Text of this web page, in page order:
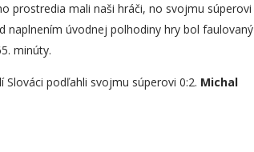
prostredia mali naši hráči, no svojmu súperovi
naplnením úvodnej polhodiny hry bol faulovaný
minúty.
podľahli svojmu súperovi 0:2. Michal